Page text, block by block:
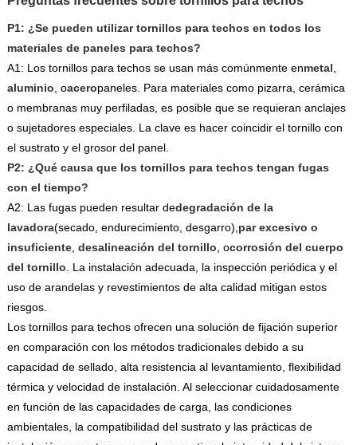
P1: ¿Se pueden utilizar tornillos para techos en todos los
materiales de paneles para techos?
A1: Los tornillos para techos se usan más comúnmente enmetal,
aluminio, oaceropaneles. Para materiales como pizarra, cerámica
o membranas muy perfiladas, es posible que se requieran anclajes
o sujetadores especiales. La clave es hacer coincidir el tornillo con
el sustrato y el grosor del panel.
P2: ¿Qué causa que los tornillos para techos tengan fugas
con el tiempo?
A2: Las fugas pueden resultar dedegradación de la
lavadora(secado, endurecimiento, desgarro),par excesivo o
insuficiente, desalineación del tornillo, ocorrosión del cuerpo
del tornillo. La instalación adecuada, la inspección periódica y el
uso de arandelas y revestimientos de alta calidad mitigan estos
riesgos.
Los tornillos para techos ofrecen una solución de fijación superior
en comparación con los métodos tradicionales debido a su
capacidad de sellado, alta resistencia al levantamiento, flexibilidad
térmica y velocidad de instalación. Al seleccionar cuidadosamente
en función de las capacidades de carga, las condiciones
ambientales, la compatibilidad del sustrato y las prácticas de